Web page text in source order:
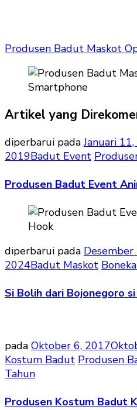
Produsen Badut Maskot
Artikel yang
diperbarui padaJanuari
2019Badut Event
Produsen Badut Event
diperbarui pada
2024Badut Maskot
Si Bolih dari Bojonegoro
pada Oktober 6, 2017
Kostum Badut Produsen
Tahun
Produsen Kostum Badut